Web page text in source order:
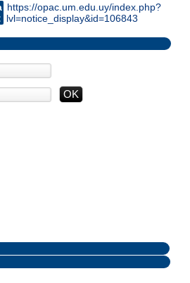
https://opac.um.edu.uy/index.php?
lvl=notice_display&id=106843